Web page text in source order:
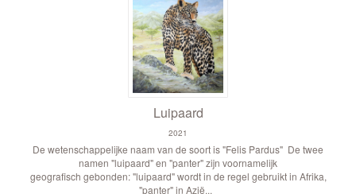
Luipaard
2021
De wetenschappelijke naam van de soort is "Felis Pardus" De twee
namen "luipaard" en "panter" zijn voornamelijk
geografisch gebonden: "luipaard" wordt in de regel gebruikt in Afrika,
"panter" in Azië...